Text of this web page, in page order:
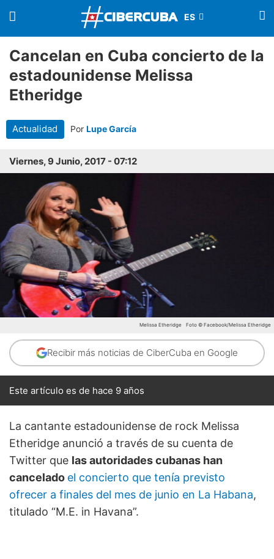
Cancelan en Cuba concierto de la
estadounidense Melissa
Etheridge
Actualidad Por Lupe García
Viernes, 9 Junio, 2017 - 07:12
Melissa Etheridge Foto © Facebook/Melissa Etheridge
Recibir más noticias de CiberCuba en Google
Este artículo es de hace 9 años
La cantante estadounidense de rock Melissa
Etheridge anunció a través de su cuenta de
Twitter que las autoridades cubanas han
cancelado el concierto que tenía previsto
ofrecer a finales del mes de junio en La Habana,
titulado “M.E. in Havana”.